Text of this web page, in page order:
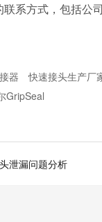
系方式，包括公
器 快速接头生产厂
GripSeal
泄漏问题分析